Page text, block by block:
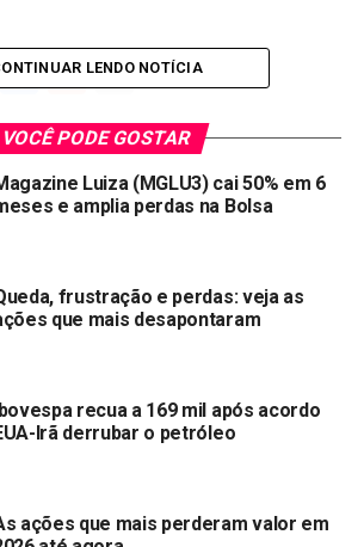
Facebook
Reddit
Email
MGLU3
luiza caem 18,31%, empresa
valor de mercado
terminam o dia em queda
82,4%
LENDO NOTÍCIA
VOCÊ PODE GOSTAR
Luiza (MGLU3) cai 50% em 6
e amplia perdas na Bolsa
frustração e perdas: veja as
que mais desapontaram
recua a 169 mil após acordo
Irã derrubar o petróleo
ações que mais perderam valor em